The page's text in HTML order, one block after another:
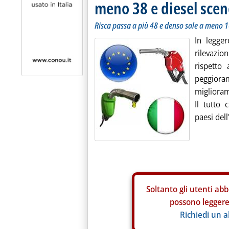
meno 38 e diesel
Risca passa a più 48 e denso sale a
In
rispetto
Il tutto
paesi
Soltanto gli utenti
possono
Richiedi un